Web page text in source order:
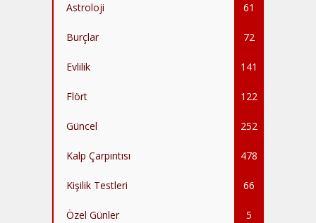
Astroloji 61
Burçlar 72
Evlilik 141
Flört 122
Güncel 252
Kalp Çarpıntısı 478
Kişilik Testleri 66
Özel Günler 5